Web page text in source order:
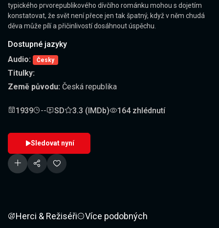
typického prvorepublikového dívčího románku mohou s dojetím
konstatovat, že svět není přece jen tak špatný, když v něm chudá
děva může pílí a přičinlivostí dosáhnout úspěchu.
Dostupné jazyky
Audio:
Česky
Titulky:
Země původu: Česká republika
1939 -- SD 3.3 (IMDb) 164 zhlédnutí
Sledovat nyní
Herci & Režiséři Více podobných